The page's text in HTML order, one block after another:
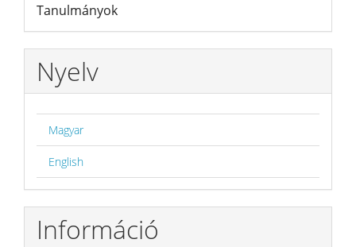
Tanulmányok
Nyelv
Magyar
English
Információ